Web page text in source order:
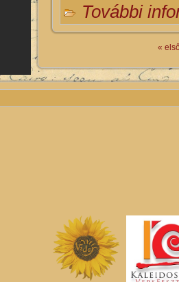
További
«